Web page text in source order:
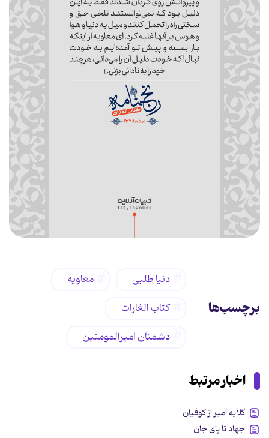
برچسب‌ها
دنیا طلبی
معاویه
کتاب الغارات
دشمنان امیرالمومنین
اخبار مرتبط
گلایه امیر از کوفیان
جهاد تا پای جان